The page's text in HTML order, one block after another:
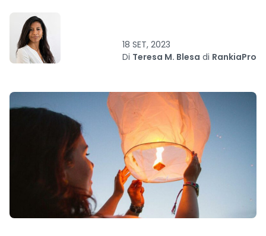
18 SET, 2023
Di Teresa M. Blesa di RankiaPro